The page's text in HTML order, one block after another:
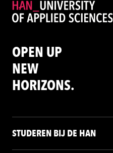
OPEN UP
NEW
HORIZONS.
STUDEREN BIJ DE HAN